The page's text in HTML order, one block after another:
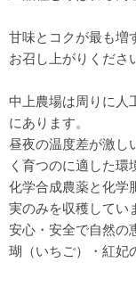
甘味とコクが最も増
お召し上がりくださ
中上農場は周りに人
にあります。
昼夜の温度差が激し
く育つのに適した環
化学合成農薬と化学
実のみを収穫してい
安心・安全で自然の
瑚（いちご）・紅妃